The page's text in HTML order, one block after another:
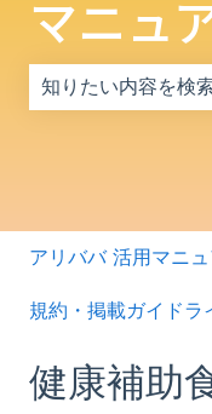
マニュ
アリババ 活用マニ
規約・掲載ガイドラ
健康補助